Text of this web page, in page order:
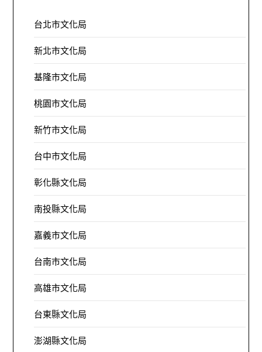
台北市文化局
新北市文化局
基隆市文化局
桃園市文化局
新竹市文化局
台中市文化局
彰化縣文化局
南投縣文化局
嘉義市文化局
台南市文化局
高雄市文化局
台東縣文化局
澎湖縣文化局